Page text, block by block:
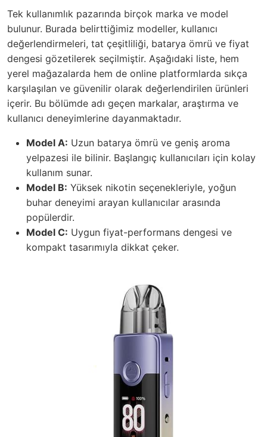
Tek kullanımlık pazarında birçok marka ve model
bulunur. Burada belirttiğimiz modeller, kullanıcı
değerlendirmeleri, tat çeşitliliği, batarya ömrü ve fiyat
dengesi gözetilerek seçilmiştir. Aşağıdaki liste, hem
yerel mağazalarda hem de online platformlarda sıkça
karşılaşılan ve güvenilir olarak değerlendirilen ürünleri
içerir. Bu bölümde adı geçen markalar, araştırma ve
kullanıcı deneyimlerine dayanmaktadır.
Model A: Uzun batarya ömrü ve geniş aroma
yelpazesi ile bilinir. Başlangıç kullanıcıları için kolay
kullanım sunar.
Model B: Yüksek nikotin seçenekleriyle, yoğun
buhar deneyimi arayan kullanıcılar arasında
popülerdir.
Model C: Uygun fiyat-performans dengesi ve
kompakt tasarımıyla dikkat çeker.